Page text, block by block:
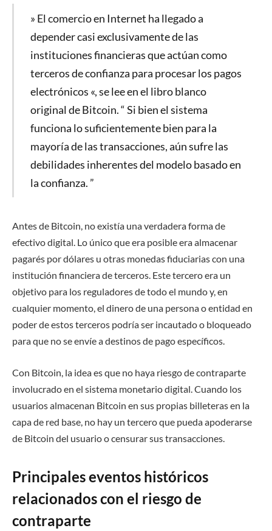
» El comercio en Internet ha llegado a
depender casi exclusivamente de las
instituciones financieras que actúan como
terceros de confianza para procesar los pagos
electrónicos «, se lee en el libro blanco
original de Bitcoin. “ Si bien el sistema
funciona lo suficientemente bien para la
mayoría de las transacciones, aún sufre las
debilidades inherentes del modelo basado en
la confianza. ”
Antes de Bitcoin, no existía una verdadera forma de
efectivo digital. Lo único que era posible era almacenar
pagarés por dólares u otras monedas fiduciarias con una
institución financiera de terceros. Este tercero era un
objetivo para los reguladores de todo el mundo y, en
cualquier momento, el dinero de una persona o entidad en
poder de estos terceros podría ser incautado o bloqueado
para que no se envíe a destinos de pago específicos.
Con Bitcoin, la idea es que no haya riesgo de contraparte
involucrado en el sistema monetario digital. Cuando los
usuarios almacenan Bitcoin en sus propias billeteras en la
capa de red base, no hay un tercero que pueda apoderarse
de Bitcoin del usuario o censurar sus transacciones.
Principales eventos históricos
relacionados con el riesgo de
contraparte